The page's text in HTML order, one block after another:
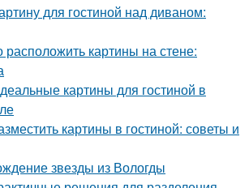
для гостиной над диваном:
расположить картины на стене:
картины для гостиной в
картины в гостиной: советы и
звезды из Вологды